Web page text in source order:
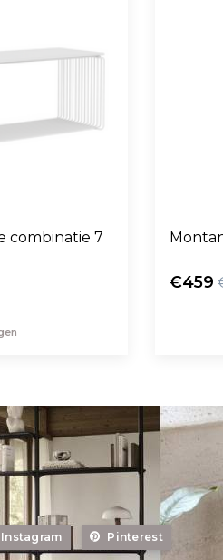
combinatie 7
€459
Instagram Pinterest